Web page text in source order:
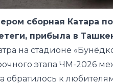
сборная Катара
прибыла в
на стадионе
этапа ЧМ-2026
обратилось к